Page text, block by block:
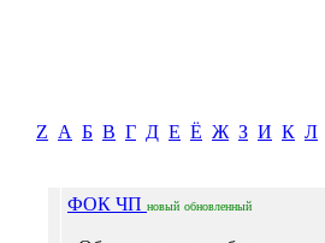
Z А Б В Г Д Е Ё Ж З И К Л
ФОК ЧП новый обновленный